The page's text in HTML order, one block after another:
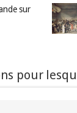
sur
pour